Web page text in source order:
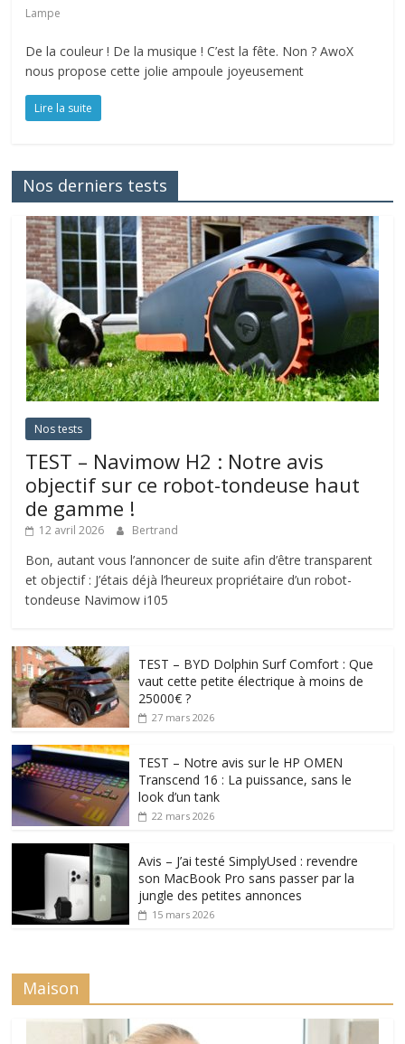
Lampe
De la couleur ! De la musique ! C’est la fête. Non ? AwoX
nous propose cette jolie ampoule joyeusement
Lire la suite
Nos derniers tests
Nos tests
TEST – Navimow H2 : Notre avis
objectif sur ce robot-tondeuse haut
de gamme !
12 avril 2026 Bertrand
Bon, autant vous l’annoncer de suite afin d’être transparent
et objectif : J’étais déjà l’heureux propriétaire d’un robot-
tondeuse Navimow i105
TEST – BYD Dolphin Surf Comfort : Que
vaut cette petite électrique à moins de
25000€ ?
27 mars 2026
TEST – Notre avis sur le HP OMEN
Transcend 16 : La puissance, sans le
look d’un tank
22 mars 2026
Avis – J’ai testé SimplyUsed : revendre
son MacBook Pro sans passer par la
jungle des petites annonces
15 mars 2026
Maison